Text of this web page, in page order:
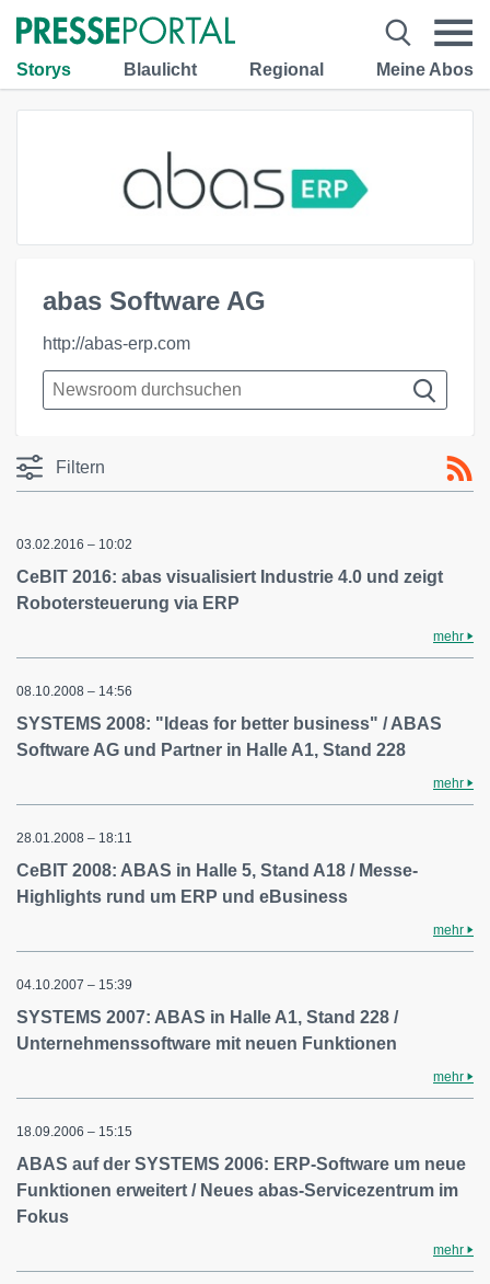
Storys Blaulicht Regional Meine Abos
abas Software AG
http://abas-erp.com
Filtern
03.02.2016 – 10:02
CeBIT 2016: abas visualisiert Industrie 4.0 und zeigt
Robotersteuerung via ERP
mehr
08.10.2008 – 14:56
SYSTEMS 2008: "Ideas for better business" / ABAS
Software AG und Partner in Halle A1, Stand 228
mehr
28.01.2008 – 18:11
CeBIT 2008: ABAS in Halle 5, Stand A18 / Messe-
Highlights rund um ERP und eBusiness
mehr
04.10.2007 – 15:39
SYSTEMS 2007: ABAS in Halle A1, Stand 228 /
Unternehmenssoftware mit neuen Funktionen
mehr
18.09.2006 – 15:15
ABAS auf der SYSTEMS 2006: ERP-Software um neue
Funktionen erweitert / Neues abas-Servicezentrum im
Fokus
mehr